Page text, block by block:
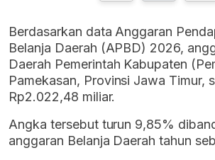
Berdasarkan data Anggaran
Belanja Daerah (APBD) 2026,
Daerah Pemerintah Kabupaten
Pamekasan, Provinsi Jawa Timur,
Rp2.022,48 miliar.
Angka tersebut turun 9,85%
anggaran Belanja Daerah tahun